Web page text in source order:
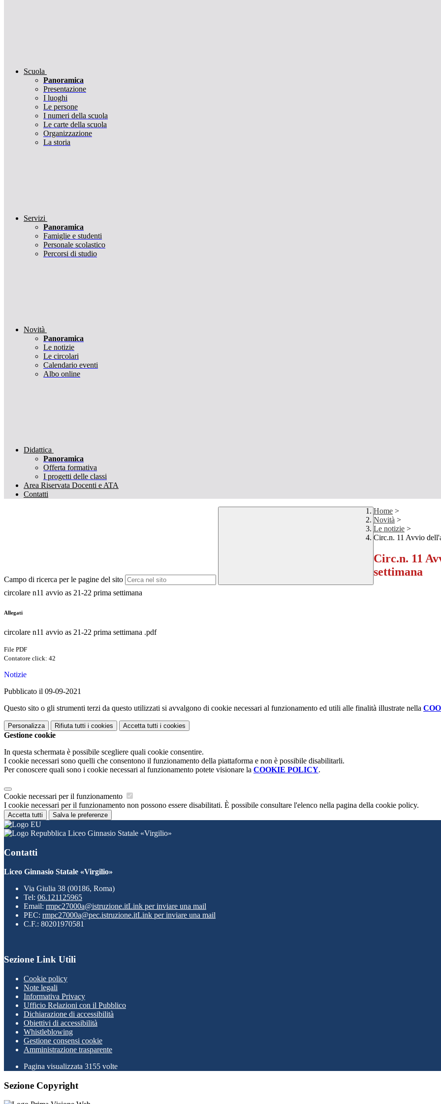
Scuola
Panoramica
Presentazione
I luoghi
Le persone
I numeri della scuola
Le carte della scuola
Organizzazione
La storia
Servizi
Panoramica
Famiglie e studenti
Personale scolastico
Percorsi di studio
Novità
Panoramica
Le notizie
Le circolari
Calendario eventi
Albo online
Didattica
Panoramica
Offerta formativa
I progetti delle classi
Area Riservata Docenti e ATA
Contatti
Campo di ricerca per le pagine del sito
Home >
Novità >
Le notizie >
Circ.n. 11 Avvio
Circ.n. 11
settimana
circolare n11 avvio as 21-22 prima settimana
Allegati
circolare n11 avvio as 21-22 prima settimana .pdf
File PDF
Contatore click: 42
Notizie
Pubblicato il 09-09-2021
Questo sito o gli strumenti terzi da questo utilizzati si avvalgono di cookie necessari al funzionamento ed utili alle finalità illustrate nella
Personalizza Rifiuta tutti i cookies Accetta tutti i cookies
Gestione cookie
In questa schermata è possibile scegliere quali cookie consentire.
I cookie necessari sono quelli che consentono il funzionamento della piattaforma e non è possibile disabilitarli.
Per conoscere quali sono i cookie necessari al funzionamento potete visionare la COOKIE POLICY.
Cookie necessari per il funzionamento
I cookie necessari per il funzionamento non possono essere disabilitati. È possibile consultare l'elenco nella pagina della cookie policy.
Accetta tutti Salva le preferenze
Liceo Ginnasio Statale «Virgilio»
Contatti
Liceo Ginnasio Statale «Virgilio»
Via Giulia 38 (00186, Roma)
Tel: 06.121125965
Email: rmpc27000a@istruzione.itLink per inviare una mail
PEC: rmpc27000a@pec.istruzione.itLink per inviare una mail
C.F.: 80201970581
Sezione Link Utili
Cookie policy
Note legali
Informativa Privacy
Ufficio Relazioni con il Pubblico
Dichiarazione di accessibilità
Obiettivi di accessibilità
Whistleblowing
Gestione consensi cookie
Amministrazione trasparente
Pagina visualizzata 3155 volte
Sezione Copyright